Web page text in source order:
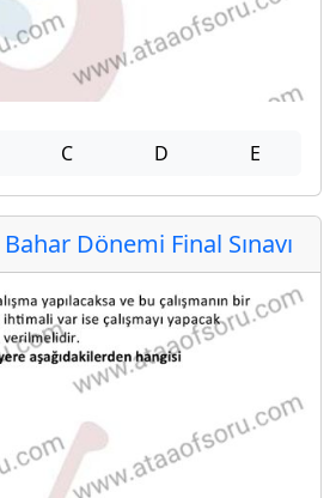
C D E
Dönemi Final Sınavı